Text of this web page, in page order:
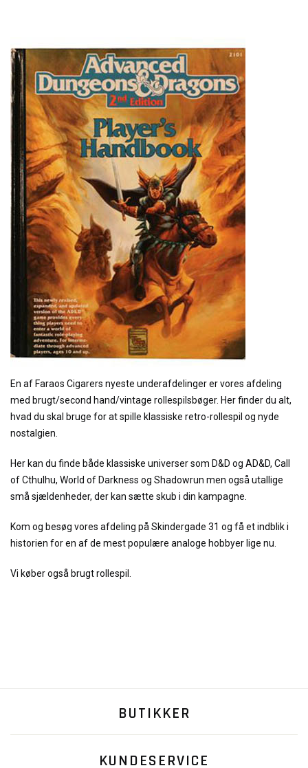
En af Faraos Cigarers nyeste underafdelinger er vores afdeling
med brugt/second hand/vintage rollespilsbøger. Her finder du alt,
hvad du skal bruge for at spille klassiske retro-rollespil og nyde
nostalgien.
Her kan du finde både klassiske universer som D&D og AD&D, Call
of Cthulhu, World of Darkness og Shadowrun men også utallige
små sjældenheder, der kan sætte skub i din kampagne.
Kom og besøg vores afdeling på Skindergade 31 og få et indblik i
historien for en af de mest populære analoge hobbyer lige nu.
Vi køber også brugt rollespil.
BUTIKKER
KUNDESERVICE